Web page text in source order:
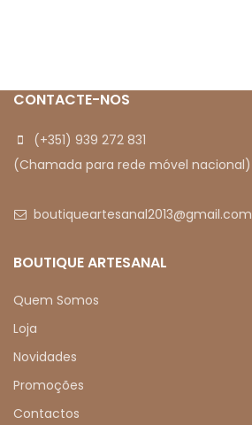
CONTACTE-NOS
(+351) 939 272 831
(Chamada para rede móvel nacional)
boutiqueartesanal2013@gmail.com
BOUTIQUE ARTESANAL
Quem Somos
Loja
Novidades
Promoções
Contactos